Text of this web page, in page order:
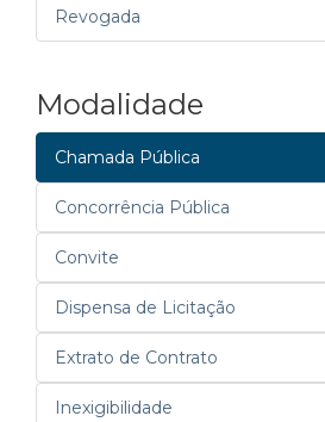
Revogada
Modalidade
Chamada Pública
Concorrência Pública
Convite
Dispensa de Licitação
Extrato de Contrato
Inexigibilidade